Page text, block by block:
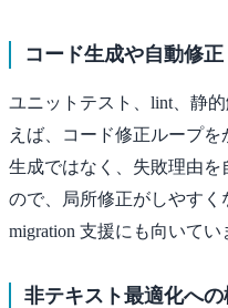
コード生成や自動修正
ユニットテスト、lint、静
えば、コード修正ループ
生成ではなく、失敗理由
ので、局所修正がしやす
migration 支援にも向いてい
非テキスト最適化への